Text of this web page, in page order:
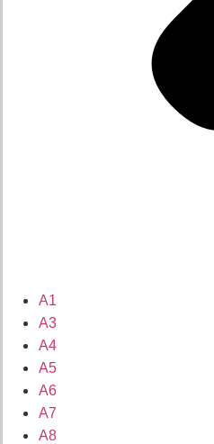
A1
A3
A4
A5
A6
A7
A8